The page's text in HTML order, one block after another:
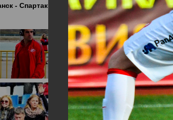
- Спартак Москва 1:3